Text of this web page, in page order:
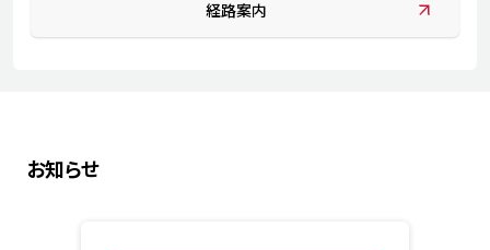
経路案内
お知らせ